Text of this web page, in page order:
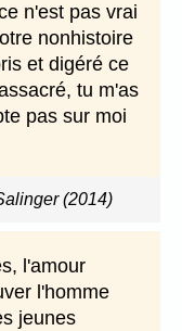
n'est pas vrai
nonhistoire
et digéré ce
tu m'as
pas sur moi
(2014)
l'amour
l'homme
jeunes